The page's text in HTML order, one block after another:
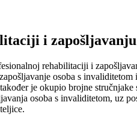
i
rehabilitaciji i
osoba s
je okupio brojne
osoba s invaliditetom, uz